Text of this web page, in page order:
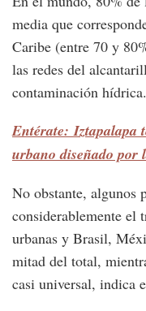
media que
Caribe (entre 70 y
las redes del
contaminación hídrica.
Entérate: Iztapalapa
urbano diseñado por
No obstante, algunos
considerablemente el
urbanas y Brasil,
mitad del total,
casi universal, indica